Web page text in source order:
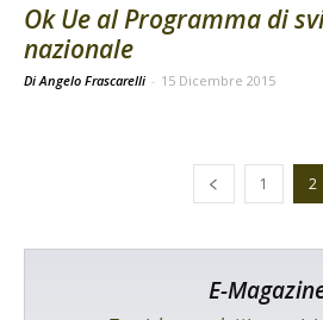
Ok Ue al Programma di
nazionale
Di Angelo Frascarelli - 15 Dicembre 2015
1 2
E-